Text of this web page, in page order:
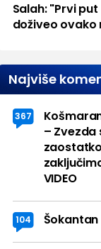
Salah: "Prvi
doživeo ovako
Najviše
367
– Zvezda
VIDEO
104